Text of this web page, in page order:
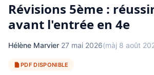
Révisions 5ème :
avant l'entrée en 4e
Hélène Marvier·27 mai 2026(màj 8 août
PDF DISPONIBLE